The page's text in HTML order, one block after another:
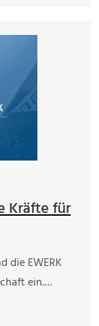
Kräfte für
die EWERK
ein.…